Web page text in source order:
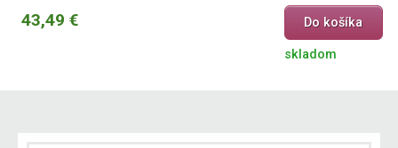
43,49 € Do košíka
skladom